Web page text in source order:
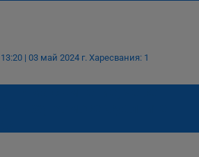
13:20 | 03 май 2024 г. Харесвания: 1